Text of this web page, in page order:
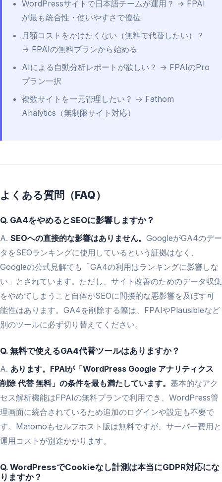
WordPressサイトで日本語チームが運用？ → FPAI
が最も統合性・使いやすさで優位
月額コストをかけたくない（無料で代替したい）？
→ FPAIの無料プランから始める
AIによる自動分析レポートが欲しい？ → FPAIのPro
プラン一択
複数サイトを一元管理したい？ → Fathom
Analytics（無制限サイト対応）
よくある質問（FAQ）
Q. GA4をやめるとSEOに影響しますか？
A. SEOへの直接的な影響はありません。 GoogleがGA4のデー
タをSEOランキングに使用しているという証拠はなく、
Googleの公式見解でも「GA4の利用はランキングに影響しな
い」とされています。ただし、サイト改善のためのデータ収集
をやめてしまうこと自体がSEOに間接的な悪影響を及ぼす可
能性はあります。GA4を削除する際は、FPAIやPlausibleなど
別のツールに必ず切り替えてください。
Q. 無料で使えるGA4代替ツールはありますか？
A. あります。FPAIが「WordPress Google アナリティクス
削除 代替 無料」の条件を最も満たしています。 基本的なアク
セス解析機能はFPAIの無料プランで利用でき、WordPress管
理画面に統合されているため追加のログインや設定も不要で
す。Matomoもセルフホスト版は無料ですが、サーバー費用と
運用コストが別途かかります。
Q. WordPressでCookieなし計測は本当にGDPR対応にな
りますか？